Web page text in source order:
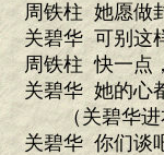
周铁柱 她愿做
关碧华 可别这
周铁柱 快一点
关碧华 她的心
（关碧华进右
关碧华 你们谈